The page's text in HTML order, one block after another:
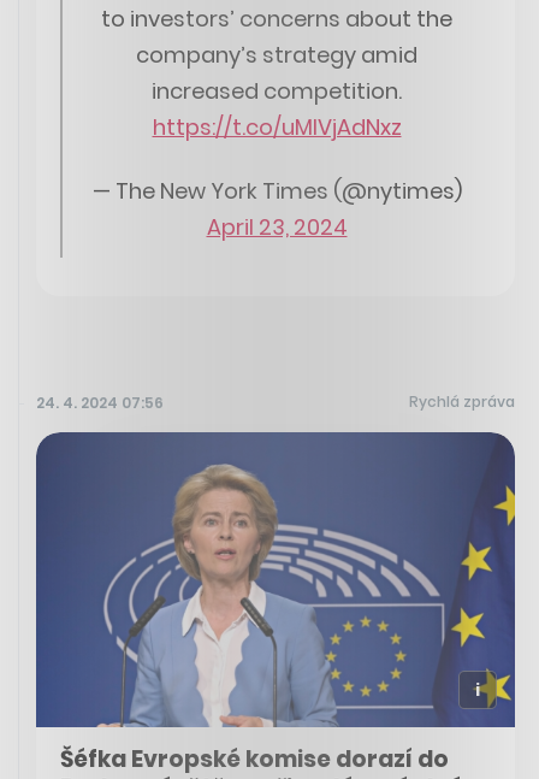
to investors’ concerns about the
company’s strategy amid
increased competition.
https://t.co/uMIVjAdNxz
— The New York Times (@nytimes)
April 23, 2024
24. 4. 2024 07:56 Rychlá zpráva
Šéfka Evropské komise dorazí do